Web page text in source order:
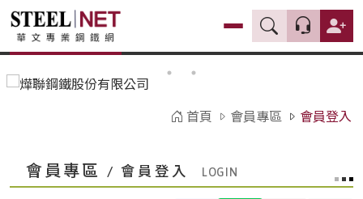
首頁 會員專區 會員登入
會員專區 / 會員登入